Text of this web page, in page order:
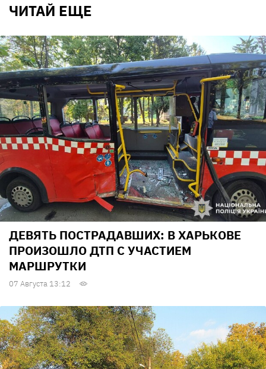
ЧИТАЙ ЕЩЕ
ДЕВЯТЬ ПОСТРАДАВШИХ: В ХАРЬКОВЕ
ПРОИЗОШЛО ДТП С УЧАСТИЕМ
МАРШРУТКИ
07 Августа 13:12